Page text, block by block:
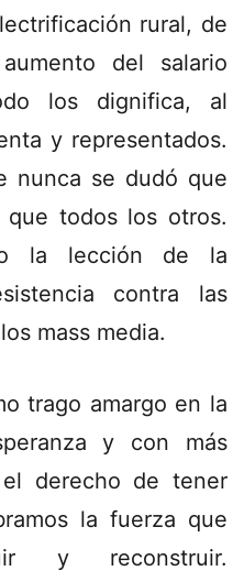
rural, de
del salario
los dignifica, al
y representados.
nunca se dudó que
todos los otros.
la lección de la
contra las
mass media.
trago amargo en la
y con más
el derecho de tener
la fuerza que
y reconstruir.